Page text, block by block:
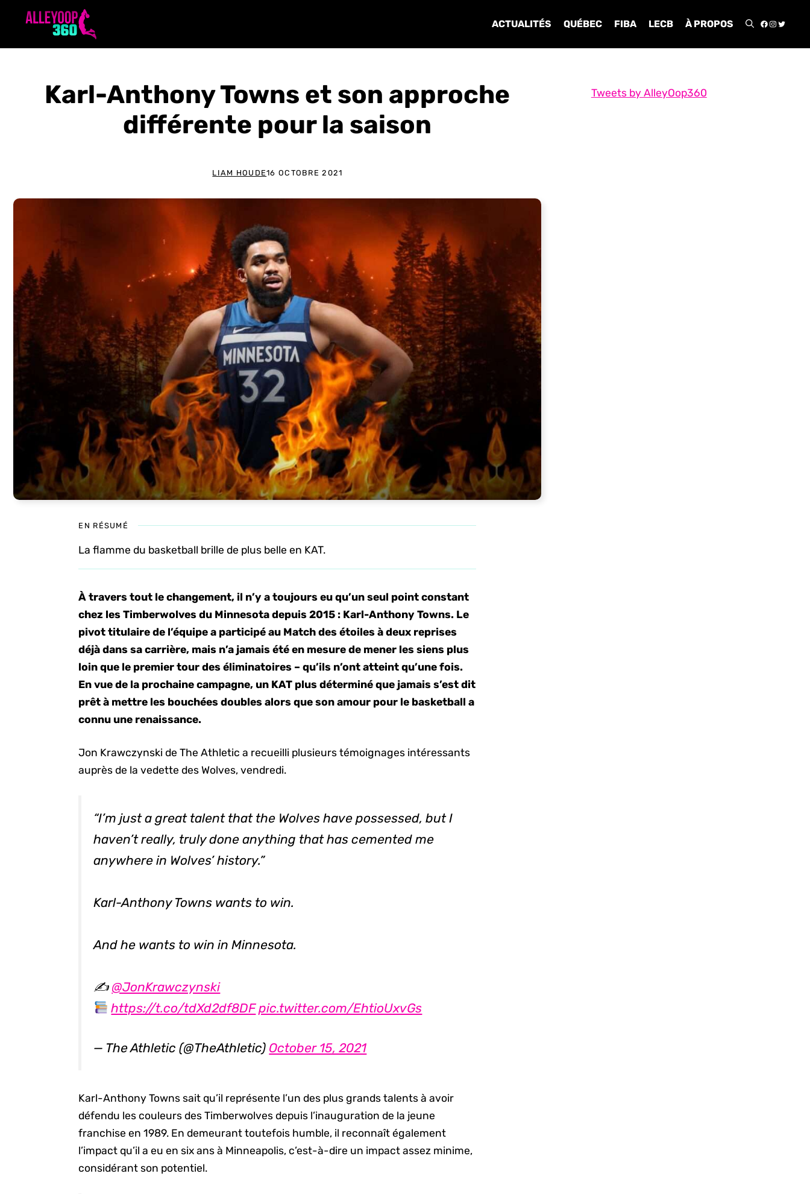
ACTUALITÉS QUÉBEC FIBA LECB À PROPOS
Karl-Anthony Towns et son approche
différente pour la saison
LIAM HOUDE16 OCTOBRE 2021
EN RÉSUMÉ
La flamme du basketball brille de plus belle en KAT.
À travers tout le changement, il n’y a toujours eu qu’un seul point constant
chez les Timberwolves du Minnesota depuis 2015 : Karl-Anthony Towns. Le
pivot titulaire de l’équipe a participé au Match des étoiles à deux reprises
déjà dans sa carrière, mais n’a jamais été en mesure de mener les siens plus
loin que le premier tour des éliminatoires – qu’ils n’ont atteint qu’une fois.
En vue de la prochaine campagne, un KAT plus déterminé que jamais s’est dit
prêt à mettre les bouchées doubles alors que son amour pour le basketball a
connu une renaissance.
Jon Krawczynski de The Athletic a recueilli plusieurs témoignages intéressants
auprès de la vedette des Wolves, vendredi.
“I’m just a great talent that the Wolves have possessed, but I
haven’t really, truly done anything that has cemented me
anywhere in Wolves’ history.”
Karl-Anthony Towns wants to win.
And he wants to win in Minnesota.
✍️ @JonKrawczynski
https://t.co/tdXd2df8DF pic.twitter.com/EhtioUxvGs
— The Athletic (@TheAthletic) October 15, 2021
Karl-Anthony Towns sait qu’il représente l’un des plus grands talents à avoir
défendu les couleurs des Timberwolves depuis l’inauguration de la jeune
franchise en 1989. En demeurant toutefois humble, il reconnaît également
l’impact qu’il a eu en six ans à Minneapolis, c’est-à-dire un impact assez minime,
considérant son potentiel.
Tweets by AlleyOop360